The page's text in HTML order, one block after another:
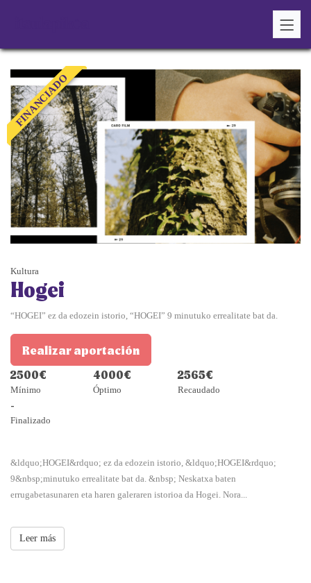
FINANCIADO
Kultura
Hogei
“HOGEI” ez da edozein istorio, “HOGEI” 9 minutuko errealitate bat da.
Realizar aportación
2500€
Mínimo
4000€
Óptimo
2565€
Recaudado
-
Finalizado
&ldquo;HOGEI&rdquo; ez da edozein istorio, &ldquo;HOGEI&rdquo;
9&nbsp;minutuko errealitate bat da. &nbsp; Neskatxa baten
errugabetasunaren eta haren galeraren istorioa da Hogei. Nora...
Leer más